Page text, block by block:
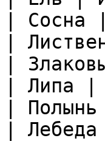
| Сосна
|
|
| Липа |
|
|